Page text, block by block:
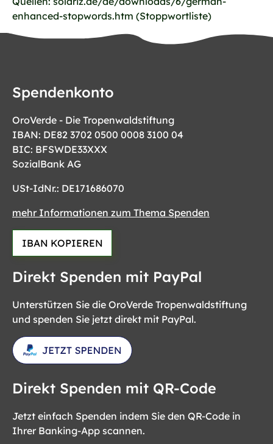
enhanced-stopwords.htm (Stoppwortliste)
Spendenkonto
OroVerde - Die Tropenwaldstiftung
IBAN: DE82 3702 0500 0008 3100 04
BIC: BFSWDE33XXX
SozialBank AG
USt-IdNr.: DE171686070
mehr Informationen zum Thema Spenden
IBAN KOPIEREN
Direkt Spenden mit PayPal
Unterstützen Sie die OroVerde Tropenwaldstiftung
und spenden Sie jetzt direkt mit PayPal.
Direkt Spenden mit QR-Code
Jetzt einfach Spenden indem Sie den QR-Code in
Ihrer Banking-App scannen.